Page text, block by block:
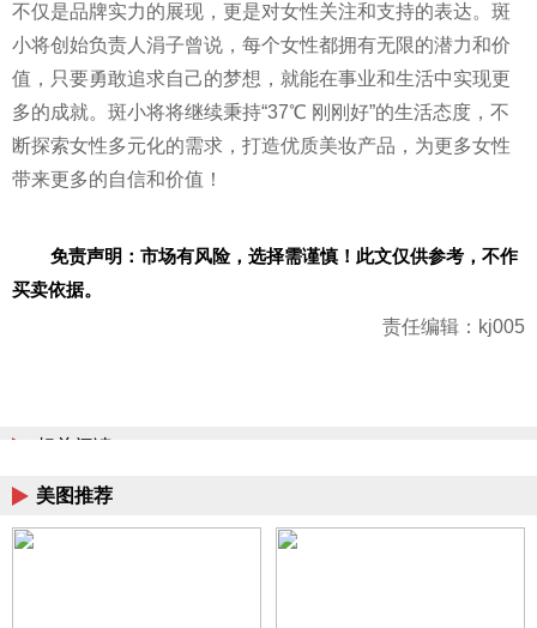
不仅是品牌实力的展现，更是对女性关注和支持的表达。斑
小将创始负责人涓子曾说，每个女性都拥有无限的潜力和价
值，只要勇敢追求自己的梦想，就能在事业和生活中实现更
多的成就。斑小将将继续秉持“37℃ 刚刚好”的生活态度，不
断探索女性多元化的需求，打造优质美妆产品，为更多女性
带来更多的自信和价值！
免责声明：市场有风险，选择需谨慎！此文仅供参考，不作
买卖依据。
责任编辑：kj005
相关阅读
美图推荐